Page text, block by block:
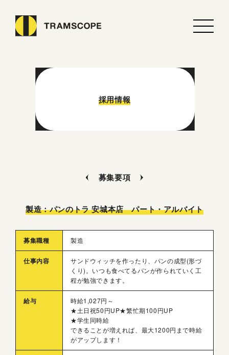
$site_name
採用情報
募集要項
製造：パンのトラ 安城本店 パート・アルバイト
募集職種 製造
仕事内容
サンドウィッチを作ったり、パンの成型(形づ
くり)。いつも食べてるパンが作られていく工
程が勉強できます。
給与
時給1,027円～
★土日祝50円UP★繁忙期100円UP
★学生同時給
できることが増えれば、最大1200円まで時給
がアップします！